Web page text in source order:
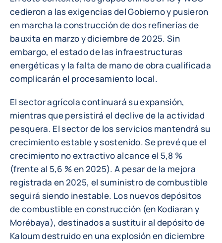
cedieron a las exigencias del Gobierno y pusieron
en marcha la construcción de dos refinerías de
bauxita en marzo y diciembre de 2025. Sin
embargo, el estado de las infraestructuras
energéticas y la falta de mano de obra cualificada
complicarán el procesamiento local.
El sector agrícola continuará su expansión,
mientras que persistirá el declive de la actividad
pesquera. El sector de los servicios mantendrá su
crecimiento estable y sostenido. Se prevé que el
crecimiento no extractivo alcance el 5,8 %
(frente al 5,6 % en 2025). A pesar de la mejora
registrada en 2025, el suministro de combustible
seguirá siendo inestable. Los nuevos depósitos
de combustible en construcción (en Kodiaran y
Morébaya), destinados a sustituir al depósito de
Kaloum destruido en una explosión en diciembre